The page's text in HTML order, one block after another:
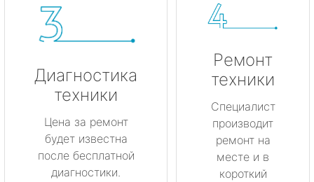
Диагностика
техники
Цена за ремонт
будет известна
после бесплатной
диагностики.
Ремонт
техники
Специалист
производит
ремонт на
месте и в
короткий